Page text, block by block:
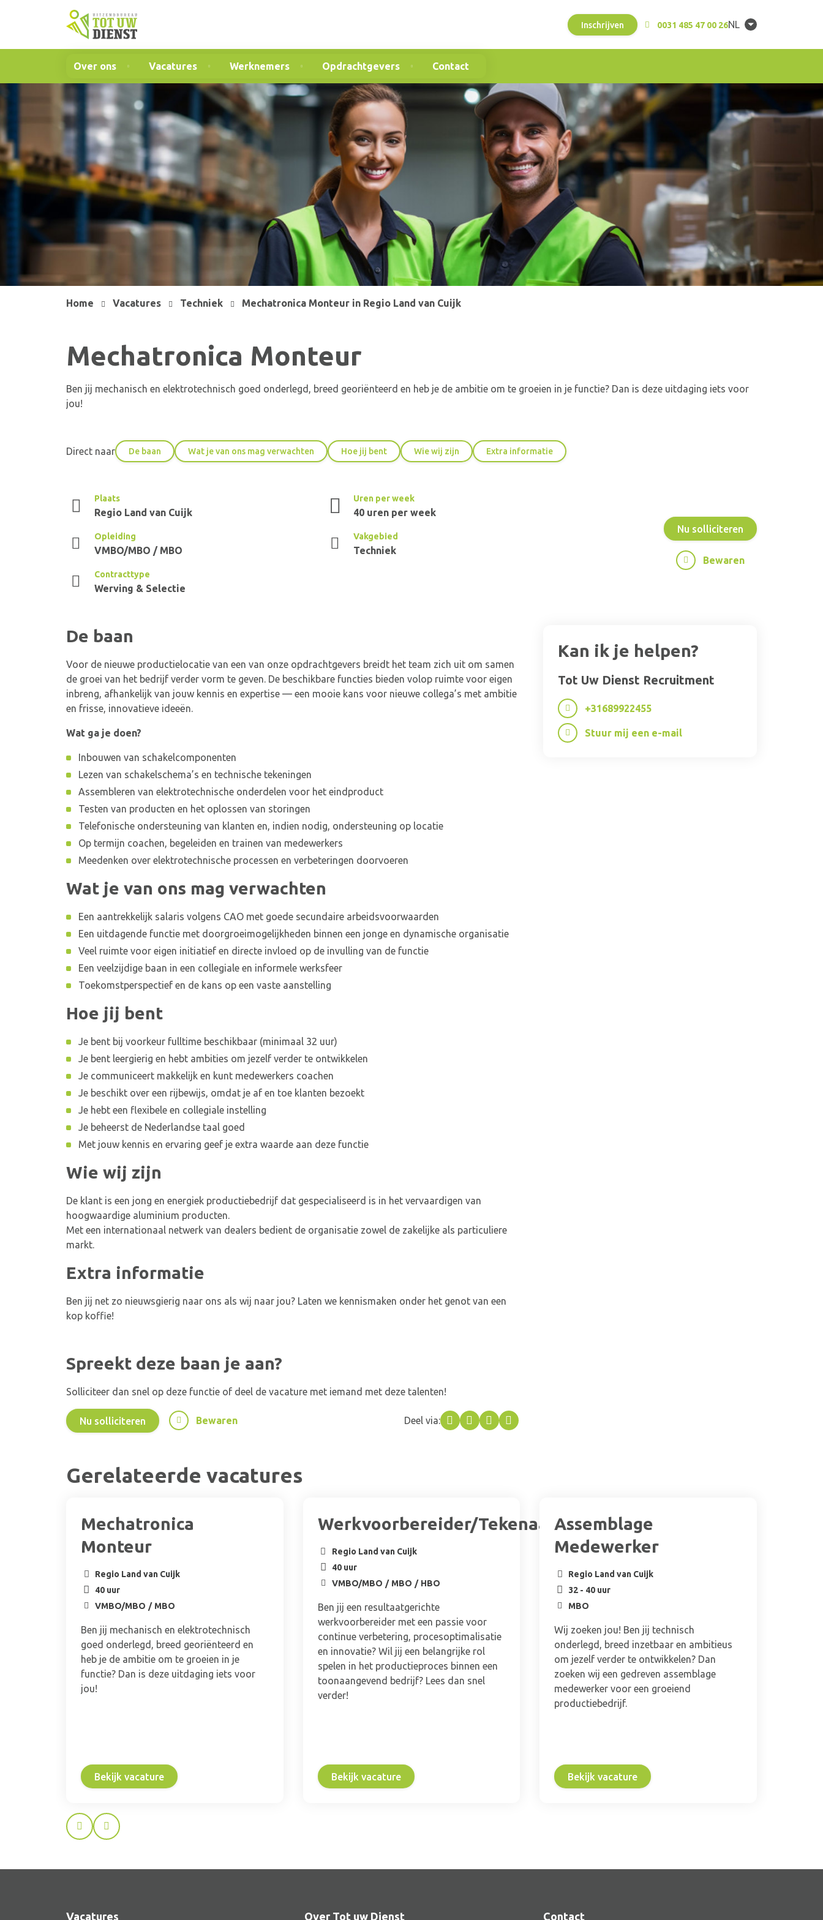
Inschrijven 0031 485 47 00 26NL
Over ons Vacatures Werknemers Opdrachtgevers Contact
Home Vacatures Techniek Mechatronica Monteur in Regio Land van Cuijk
Mechatronica Monteur
Ben jij mechanisch en elektrotechnisch goed onderlegd, breed georiënteerd en heb je de ambitie om te groeien in je functie? Dan is deze uitdaging iets voor
jou!
Direct naar De baan Wat je van ons mag verwachten Hoe jij bent Wie wij zijn Extra informatie
Plaats
Regio Land van Cuijk
Uren per week
40 uren per week
Opleiding
VMBO/MBO / MBO
Vakgebied
Techniek
Contracttype
Werving & Selectie
Nu solliciteren
Bewaren
De baan
Voor de nieuwe productielocatie van een van onze opdrachtgevers breidt het team zich uit om samen
de groei van het bedrijf verder vorm te geven. De beschikbare functies bieden volop ruimte voor eigen
inbreng, afhankelijk van jouw kennis en expertise — een mooie kans voor nieuwe collega’s met ambitie
en frisse, innovatieve ideeën.
Wat ga je doen?
Inbouwen van schakelcomponenten
Lezen van schakelschema’s en technische tekeningen
Assembleren van elektrotechnische onderdelen voor het eindproduct
Testen van producten en het oplossen van storingen
Telefonische ondersteuning van klanten en, indien nodig, ondersteuning op locatie
Op termijn coachen, begeleiden en trainen van medewerkers
Meedenken over elektrotechnische processen en verbeteringen doorvoeren
Wat je van ons mag verwachten
Een aantrekkelijk salaris volgens CAO met goede secundaire arbeidsvoorwaarden
Een uitdagende functie met doorgroeimogelijkheden binnen een jonge en dynamische organisatie
Veel ruimte voor eigen initiatief en directe invloed op de invulling van de functie
Een veelzijdige baan in een collegiale en informele werksfeer
Toekomstperspectief en de kans op een vaste aanstelling
Hoe jij bent
Je bent bij voorkeur fulltime beschikbaar (minimaal 32 uur)
Je bent leergierig en hebt ambities om jezelf verder te ontwikkelen
Je communiceert makkelijk en kunt medewerkers coachen
Je beschikt over een rijbewijs, omdat je af en toe klanten bezoekt
Je hebt een flexibele en collegiale instelling
Je beheerst de Nederlandse taal goed
Met jouw kennis en ervaring geef je extra waarde aan deze functie
Wie wij zijn
De klant is een jong en energiek productiebedrijf dat gespecialiseerd is in het vervaardigen van
hoogwaardige aluminium producten.
Met een internationaal netwerk van dealers bedient de organisatie zowel de zakelijke als particuliere
markt.
Extra informatie
Ben jij net zo nieuwsgierig naar ons als wij naar jou? Laten we kennismaken onder het genot van een
kop koffie!
Spreekt deze baan je aan?
Solliciteer dan snel op deze functie of deel de vacature met iemand met deze talenten!
Deel via: Facebook
TwitterLinkedInWhatsApp
Nu solliciteren Bewaren
Kan ik je helpen?
Tot Uw Dienst Recruitment
+31689922455
Stuur mij een e-mail
Gerelateerde vacatures
Mechatronica
Monteur
Regio Land van Cuijk
40 uur
VMBO/MBO
MBO
Ben jij mechanisch en elektrotechnisch
goed onderlegd, breed georiënteerd en
heb je de ambitie om te groeien in je
functie? Dan is deze uitdaging iets voor
jou!
Bekijk vacature
Werkvoorbereider/Tekenaar
Regio Land van Cuijk
40 uur
VMBO/MBO
MBO HBO
Ben jij een resultaatgerichte
werkvoorbereider met een passie voor
continue verbetering, procesoptimalisatie
en innovatie? Wil jij een belangrijke rol
spelen in het productieproces binnen een
toonaangevend bedrijf? Lees dan snel
verder!
Bekijk vacature
Assemblage
Medewerker
Regio Land van Cuijk
32 - 40 uur
MBO
Wij zoeken jou! Ben jij technisch
onderlegd, breed inzetbaar en ambitieus
om jezelf verder te ontwikkelen? Dan
zoeken wij een gedreven assemblage
medewerker voor een groeiend
productiebedrijf.
Bekijk vacature
Prev Next
Vacatures Over Tot uw Dienst Contact